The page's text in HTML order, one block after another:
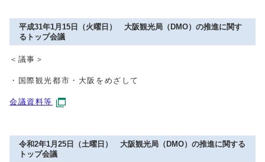
平成31年1月15日（火曜日） 大阪観光局（DMO）の推進に関す
るトップ会議
＜議事＞
・国際観光都市・大阪をめざして
会議資料等
令和2年1月25日（土曜日） 大阪観光局（DMO）の推進に関する
トップ会議